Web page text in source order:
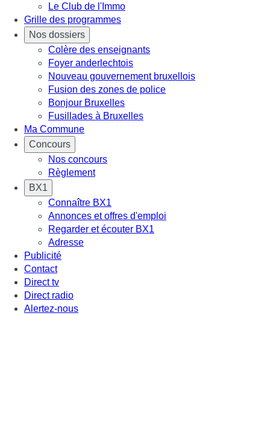
Le Club de l'Immo
Grille des programmes
Nos dossiers
Colère des enseignants
Foyer anderlechtois
Nouveau gouvernement bruxellois
Fusion des zones de police
Bonjour Bruxelles
Fusillades à Bruxelles
Ma Commune
Concours
Nos concours
Règlement
BX1
Connaître BX1
Annonces et offres d'emploi
Regarder et écouter BX1
Adresse
Publicité
Contact
Direct tv
Direct radio
Alertez-nous